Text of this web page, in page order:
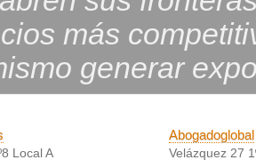
más
generar
Local A
Abogadoglobal
Velázquez 27